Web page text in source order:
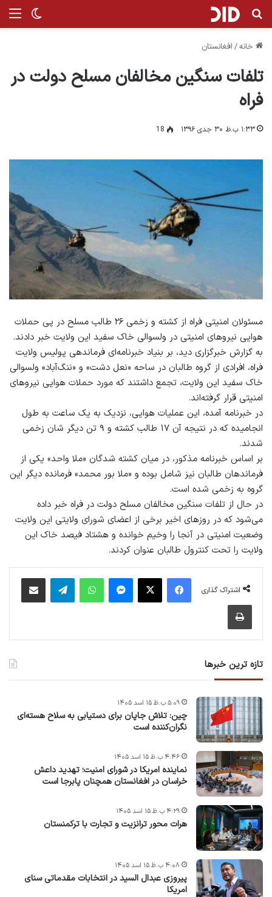
تغییر جستجو برای
خانه/ افغانستان
تلفات سنگین مخالفان مسلح دولت در
فراه
۱:۳۳ ب.ظ ۳۰ جدی ۱۳۹۶ 18
مسئولان امنیتی فراه از کشته و زخمی ۲۶ طالب مسلح در پی حملات
هوایی نیروهای امنیتی در ولسوالی خاک سفید این ولایت خبر دادند.
به گزارش خبرگزاری دید، بر بنیاد خبرنامه‌ای فرماندهی پولیس ولایت
فراه، افرادی از گروه طالبان در ساحه «نعل دشت» و «ننگ‌آباد» ولسوالى
خاک سفيد این ولایت، تجمع داشتند که مورد حملات هوایی نیروهای
امنیتی قرار گرفته‌اند.
در خبرنامه آمده، اين عمليات هوایی، نزدیک به یک ساعت به طول
انجامیده که در نتيجه آن ۱۷ طالب کشته و ۹ تن دیگر شان زخمى
شدند.
بر اساس خبرنامه مذکور، در میان کشته شدگان «ملا واحد» یکی از
فرماندهان طالبان نیز شامل بوده و «ملا بور محمد» فرمانده دیگر این
گروه به زخمی شده است.
در حال از تلفات سنگین مخالفان مسلح دولت در فراه خبر داده
می‌شود که در روزهای اخیر برخی از اعضای شورای ولایتی این ولایت
وضعیت امنیتی در آنجا را وخیم خوانده و هشتاد فیصد خاک این
ولایت را تحت کنترول طالبان عنوان کردند.
اشتراک گذاری
فیس بوک پیام رسان واتس آپ
تازه ترین خبرها
چین: تلاش جاپان برای دستیابی به سلاح هسته‌ای
نگران‌کننده است
۵:۰۹ ب.ظ ۱۵ اسد ۱۴۰۵
نماینده امریکا در شورای امنیت؛ تهدید داعش
خراسان در افغانستان همچنان پابرجا است
۴:۴۶ ب.ظ ۱۵ اسد ۱۴۰۵
هرات محور ترانزیت و تجارت با ترکمنستان
۴:۲۹ ب.ظ ۱۵ اسد ۱۴۰۵
پیروزی عبدال السید در انتخابات مقدماتی سنای
امریکا
۴:۰۸ ب.ظ ۱۵ اسد ۱۴۰۵